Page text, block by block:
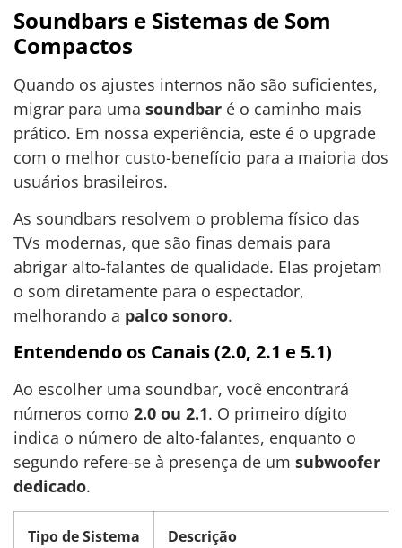
Soundbars e Sistemas de Som
Compactos
Quando os ajustes internos não são suficientes,
migrar para uma soundbar é o caminho mais
prático. Em nossa experiência, este é o upgrade
com o melhor custo-benefício para a maioria dos
usuários brasileiros.
As soundbars resolvem o problema físico das
TVs modernas, que são finas demais para
abrigar alto-falantes de qualidade. Elas projetam
o som diretamente para o espectador,
melhorando a palco sonoro.
Entendendo os Canais (2.0, 2.1 e 5.1)
Ao escolher uma soundbar, você encontrará
números como 2.0 ou 2.1. O primeiro dígito
indica o número de alto-falantes, enquanto o
segundo refere-se à presença de um subwoofer
dedicado.
Tipo de Sistema Descrição